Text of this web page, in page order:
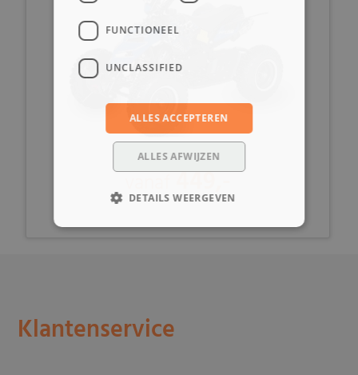
449,-
Klantenservice
FUNCTIONEEL
UNCLASSIFIED
ALLES ACCEPTEREN
ALLES AFWIJZEN
DETAILS WEERGEVEN